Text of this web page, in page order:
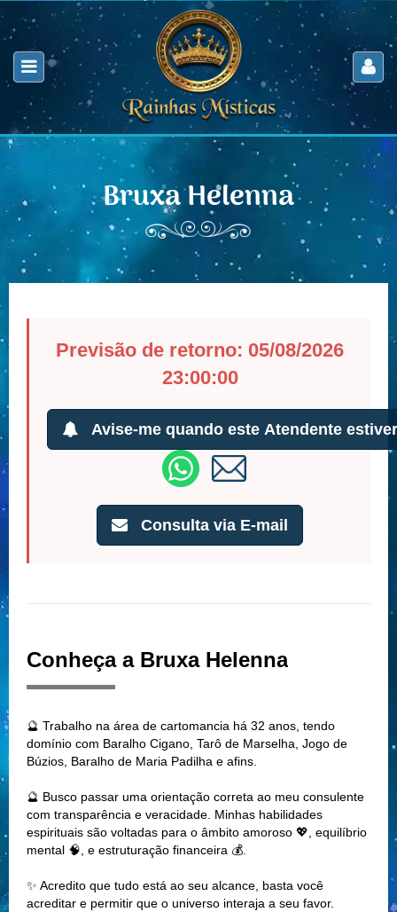
Bruxa Helenna
Previsão de retorno: 05/08/2026
23:00:00
Avise-me quando este Atendente
Consulta via E-mail
Conheça a Bruxa Helenna
🔮 Trabalho na área de cartomancia há 32 anos, tendo
domínio com Baralho Cigano, Tarô de Marselha, Jogo de
Búzios, Baralho de Maria Padilha e afins.
🔮 Busco passar uma orientação correta ao meu consulente
com transparência e veracidade. Minhas habilidades
espirituais são voltadas para o âmbito amoroso 💖, equilíbrio
mental 🧠, e estruturação financeira 💰.
✨ Acredito que tudo está ao seu alcance, basta você
acreditar e permitir que o universo interaja a seu favor.